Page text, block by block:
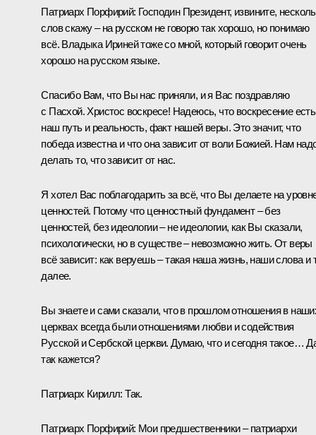
Патриарх Порфирий: Господин Президент, извините,
слов скажу – на русском не говорю так хорошо, но понимаю
всё. Владыка Ириней тоже со мной, который говорит очень
хорошо на русском языке.
Спасибо Вам, что Вы нас приняли, и я Вас поздравляю
с Пасхой. Христос воскресе! Надеюсь, что воскресение есть
наш путь и реальность, факт нашей веры. Это значит, что
победа известна и что она зависит от воли Божией. Нам
делать то, что зависит от нас.
Я хотел Вас поблагодарить за всё, что Вы делаете на
ценностей. Потому что ценностный фундамент – без
ценностей, без идеологии – не идеологии, как Вы сказали,
психологически, но в существе – невозможно жить. От веры
всё зависит: как веруешь – такая наша жизнь, наши слова и
далее.
Вы знаете и сами сказали, что в прошлом отношения в
церквах всегда были отношениями любви и содействия
Русской и Сербской церкви. Думаю, что и сегодня такое…
так кажется?
Патриарх Кирилл: Так.
Патриарх Порфирий: Мои предшественники – патриархи